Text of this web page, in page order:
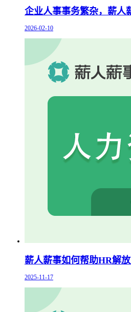
企业人事事务繁杂，薪人
2026-02-10
薪人薪事如何帮助HR解
2025-11-17